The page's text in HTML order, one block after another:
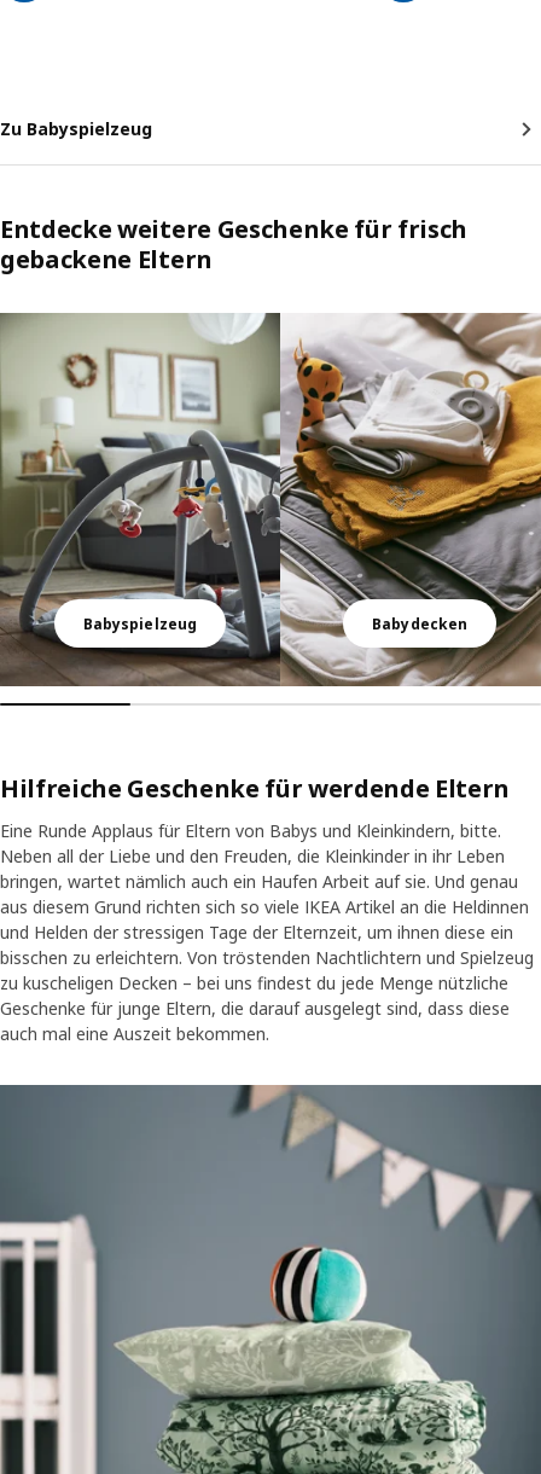
Zu Babyspielzeug
Entdecke weitere Geschenke für frisch
gebackene Eltern
Überspringen
Babyspielzeug Babydecken
Hilfreiche Geschenke für werdende Eltern
Eine Runde Applaus für Eltern von Babys und Kleinkindern, bitte.
Neben all der Liebe und den Freuden, die Kleinkinder in ihr Leben
bringen, wartet nämlich auch ein Haufen Arbeit auf sie. Und genau
aus diesem Grund richten sich so viele IKEA Artikel an die Heldinnen
und Helden der stressigen Tage der Elternzeit, um ihnen diese ein
bisschen zu erleichtern. Von tröstenden Nachtlichtern und Spielzeug
zu kuscheligen Decken – bei uns findest du jede Menge nützliche
Geschenke für junge Eltern, die darauf ausgelegt sind, dass diese
auch mal eine Auszeit bekommen.